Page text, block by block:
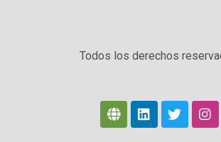
Todos los derechos